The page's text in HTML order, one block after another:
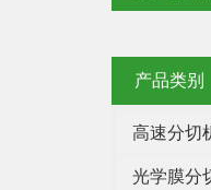
产品类别
高速分切
光学膜分